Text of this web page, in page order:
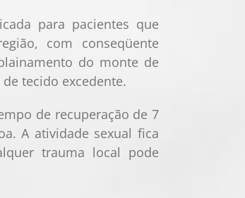
para pacientes que
com conseqüente
do monte de
tecido excedente.
de recuperação de 7
A atividade sexual fica
trauma local pode